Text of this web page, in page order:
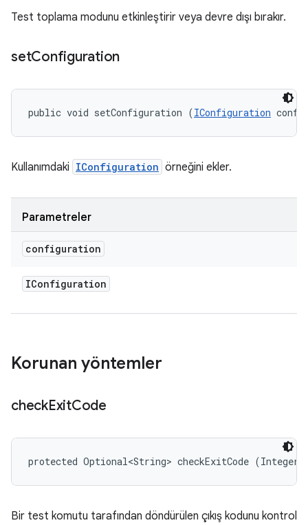
Test toplama modunu etkinleştirir veya devre dışı bırakır.
setConfiguration
public void setConfiguration (IConfiguration
Kullanımdaki IConfiguration örneğini ekler.
Parametreler
configuration
IConfiguration
Korunan yöntemler
checkExitCode
protected Optional<String> checkExitCode (Integer
Bir test komutu tarafından döndürülen çıkış kodunu kontrol